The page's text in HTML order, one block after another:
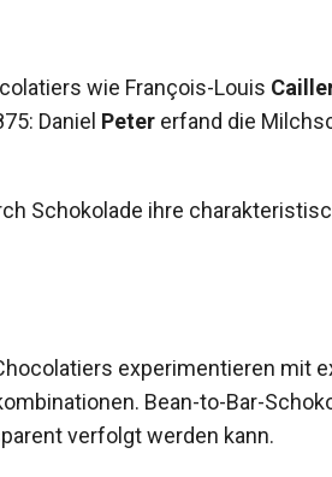
wie François-Louis
Daniel Peter erfand die
Schokolade ihre
experimentieren mit
Bean-to-Bar-
verfolgt werden kann.